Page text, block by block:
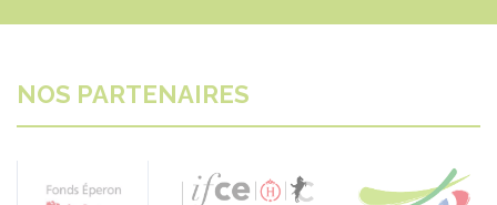
NOS PARTENAIRES